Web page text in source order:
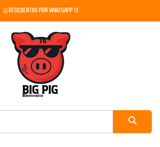
¡¡¡ DESCUENTOS POR WHATSAPP !!!